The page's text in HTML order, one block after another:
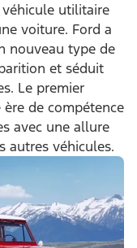
véhicule utilitaire
voiture. Ford a
nouveau type de
et séduit
Le premier
de compétence
avec une allure
autres véhicules.